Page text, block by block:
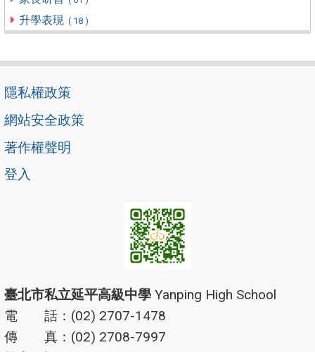
升學表現 ( 18 )
隱私權政策
網站安全政策
著作權聲明
登入
臺北市私立延平高級中學 Yanping High School
電 話：(02) 2707-1478
傳 真：(02) 2708-7997